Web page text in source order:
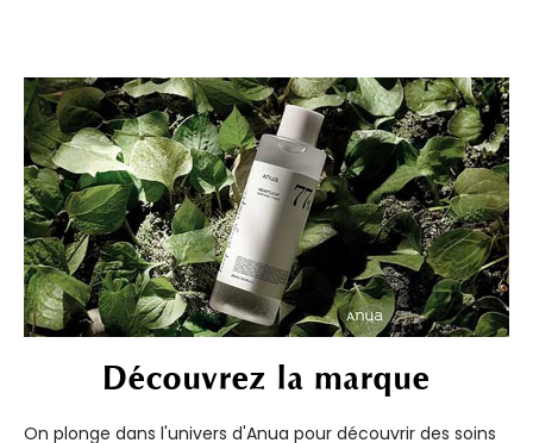
Découvrez la marque
On plonge dans l'univers d'Anua pour découvrir des soins